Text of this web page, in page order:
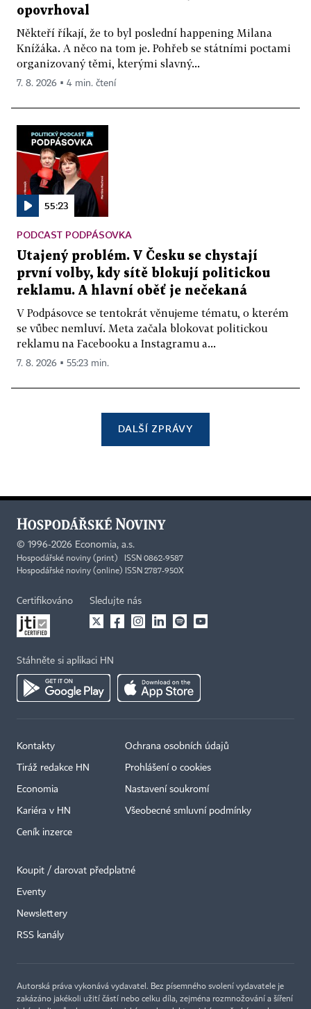
opovrhoval
Někteří říkají, že to byl poslední happening Milana
Knížáka. A něco na tom je. Pohřeb se státními poctami
organizovaný těmi, kterými slavný...
7. 8. 2026 ▪ 4 min. čtení
55:23
PODCAST PODPÁSOVKA
Utajený problém. V Česku se chystají
první volby, kdy sítě blokují politickou
reklamu. A hlavní oběť je nečekaná
V Podpásovce se tentokrát věnujeme tématu, o kterém
se vůbec nemluví. Meta začala blokovat politickou
reklamu na Facebooku a Instagramu a...
7. 8. 2026 ▪ 55:23 min.
DALŠÍ ZPRÁVY
© 1996-2026 Economia, a.s.
Hospodářské noviny (print) ISSN 0862-9587
Hospodářské noviny (online) ISSN 2787-950X
Certifikováno Sledujte nás
Stáhněte si aplikaci HN
Kontakty
Tiráž redakce HN
Economia
Kariéra v HN
Ceník inzerce
Ochrana osobních údajů
Prohlášení o cookies
Nastavení soukromí
Všeobecné smluvní podmínky
Koupit / darovat předplatné
Eventy
Newslettery
RSS kanály
Autorská práva vykonává vydavatel. Bez písemného svolení vydavatele je
zakázáno jakékoli užití částí nebo celku díla, zejména rozmnožování a šíření